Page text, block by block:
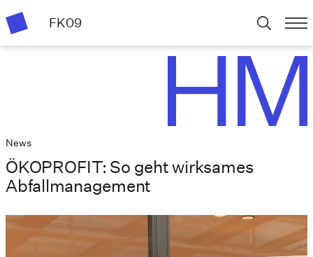
FK09
News
ÖKOPROFIT: So geht wirksames
Abfallmanagement